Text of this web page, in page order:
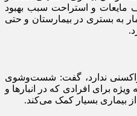
و استراحت سبب بهبود
به بستری در بیمارستان و حتی
واکسنی ندارد، گفت: شست‌وشوی
برای افرادی که در انبارها و
بیماری بسیار کمک می‌کند.